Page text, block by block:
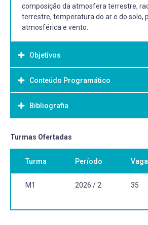
composição da atmosfera terrestre,
terrestre, temperatura do ar e do solo,
atmosférica e vento.
Objetivos
Objetivo Geral:
Estudar de forma introdutória os
ocorrem na atmosfera terrestre.
Conteúdo Programático
Bibliografia
Bibliografia Básica:
[1] TUBELIS, A.; NASCIMENTO, F. J. L.
Descritiva: Fundamentos e Aplicações
Paulo: Nobel. 1983. 374 p.
[2] VAREJÃO-SILVA, M. A. Meteorologia
Turmas Ofertadas
Turma Período
M1 2026 / 2 35